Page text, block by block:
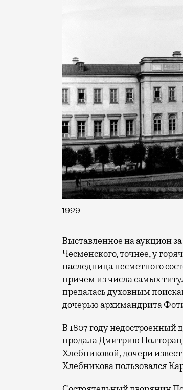
1929
Выставленное на аукцион
Чесменского, точнее, у
наследница несметного
причем из числа самых
предалась духовным
дочерью архимандрита
В 1807 году недостроенный
продала Дмитрию
Хлебниковой, дочери
Хлебникова пользовался